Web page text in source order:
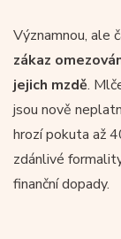
Významnou, ale
zákaz
jejich mzdě.
jsou nově
hrozí pokuta až
zdánlivé
finanční dopady.